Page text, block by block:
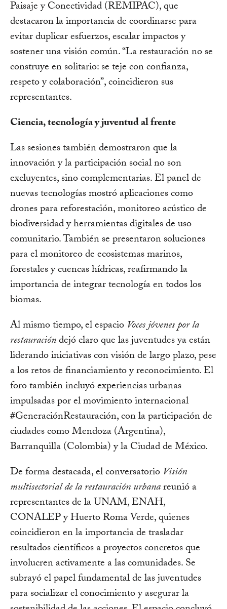
Paisaje y Conectividad (REMIPAC), que
destacaron la importancia de coordinarse para
evitar duplicar esfuerzos, escalar impactos y
sostener una visión común. “La restauración no se
construye en solitario: se teje con confianza,
respeto y colaboración”, coincidieron sus
representantes.
Ciencia, tecnología y juventud al frente
Las sesiones también demostraron que la
innovación y la participación social no son
excluyentes, sino complementarias. El panel de
nuevas tecnologías mostró aplicaciones como
drones para reforestación, monitoreo acústico de
biodiversidad y herramientas digitales de uso
comunitario. También se presentaron soluciones
para el monitoreo de ecosistemas marinos,
forestales y cuencas hídricas, reafirmando la
importancia de integrar tecnología en todos los
biomas.
Al mismo tiempo, el espacio Voces jóvenes por la
restauracióndejó claro que las juventudes ya están
liderando iniciativas con visión de largo plazo, pese
a los retos de financiamiento y reconocimiento. El
foro también incluyó experiencias urbanas
impulsadas por el movimiento internacional
#GeneraciónRestauración, con la participación de
ciudades como Mendoza (Argentina),
Barranquilla (Colombia) y la Ciudad de México.
De forma destacada, el conversatorio Visión
multisectorial de la restauración urbanareunió a
representantes de la UNAM, ENAH,
CONALEP y Huerto Roma Verde, quienes
coincidieron en la importancia de trasladar
resultados científicos a proyectos concretos que
involucren activamente a las comunidades. Se
subrayó el papel fundamental de las juventudes
para socializar el conocimiento y asegurar la